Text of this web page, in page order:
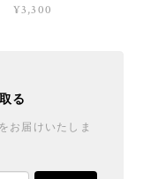
¥3,300
る
お届けいたしま